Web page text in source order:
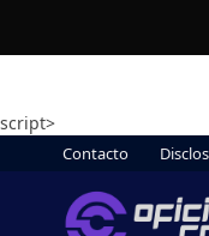
script>
Contacto